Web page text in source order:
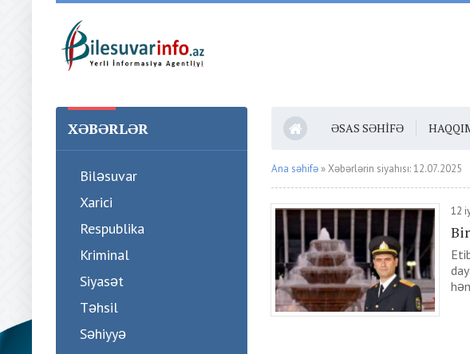
XƏBƏRLƏR
Biləsuvar
Xarici
Respublika
Kriminal
Siyasət
Təhsil
Səhiyyə
ƏSAS SƏHIFƏ
Ana səhifə » Xəbərlərin siyahısı: 12.07.2025
12